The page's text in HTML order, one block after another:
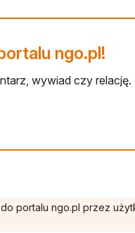
ngo.pl!
wywiad czy
do portalu ngo.pl przez